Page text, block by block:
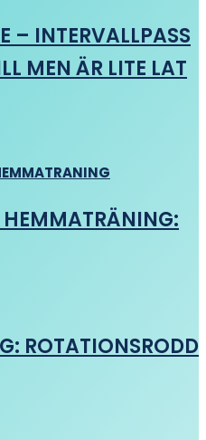
– INTERVALLPASS
MEN ÄR LITE LAT
ROTATIONSRODD